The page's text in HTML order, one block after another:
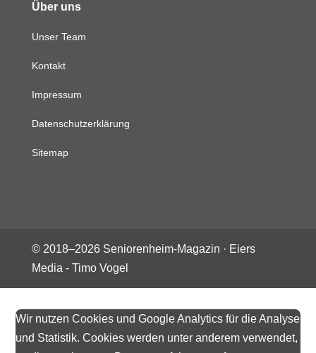
Über uns
Unser Team
Kontakt
Impressum
Datenschutzerklärung
Sitemap
© 2018–2026Seniorenheim-Magazin · Eiers
Media - Timo Vogel
Wir nutzen Cookies und Google Analytics für die Analyse
und Statistik. Cookies werden unter anderem verwendet,